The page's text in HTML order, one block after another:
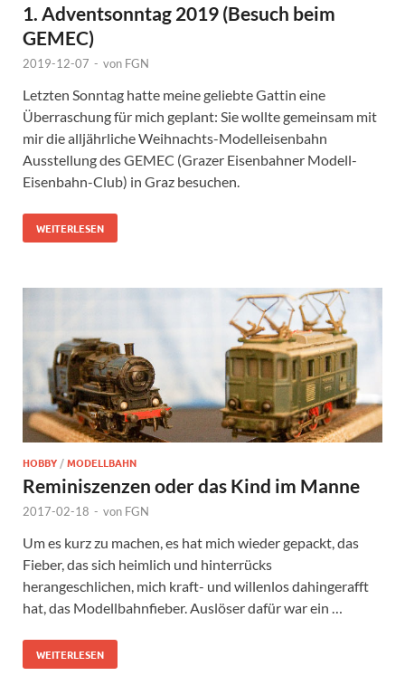
1. Adventsonntag 2019 (Besuch beim
GEMEC)
2019-12-07 - von FGN
Letzten Sonntag hatte meine geliebte Gattin eine
Überraschung für mich geplant: Sie wollte gemeinsam mit
mir die alljährliche Weihnachts-Modelleisenbahn
Ausstellung des GEMEC (Grazer Eisenbahner Modell-
Eisenbahn-Club) in Graz besuchen.
WEITERLESEN
HOBBY /MODELLBAHN
Reminiszenzen oder das Kind im Manne
2017-02-18 - von FGN
Um es kurz zu machen, es hat mich wieder gepackt, das
Fieber, das sich heimlich und hinterrücks
herangeschlichen, mich kraft- und willenlos dahingerafft
hat, das Modellbahnfieber. Auslöser dafür war ein …
WEITERLESEN